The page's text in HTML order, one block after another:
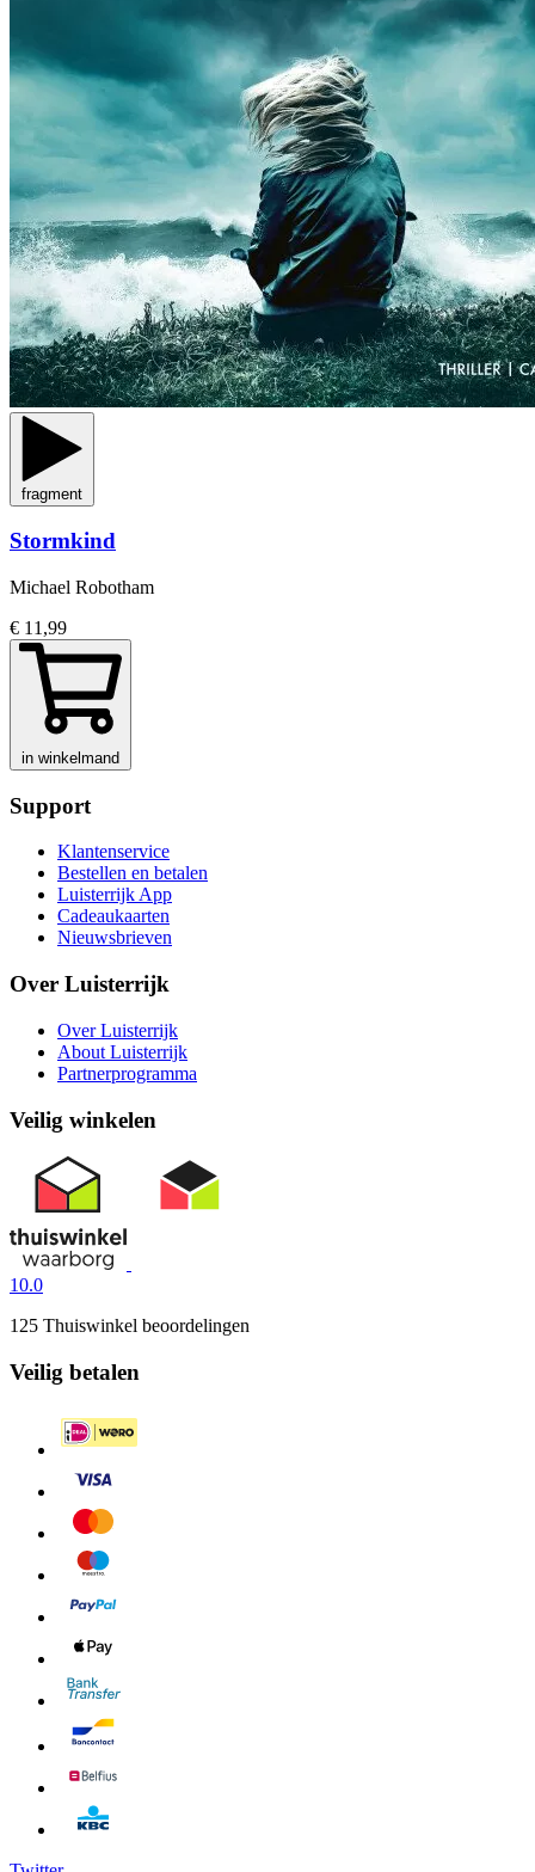
fragment
Stormkind
Michael Robotham
€ 11,99
in winkelmand
Support
Klantenservice
Bestellen en betalen
Luisterrijk App
Cadeaukaarten
Nieuwsbrieven
Over Luisterrijk
Over Luisterrijk
About Luisterrijk
Partnerprogramma
Veilig winkelen
10.0
125 Thuiswinkel beoordelingen
Veilig betalen